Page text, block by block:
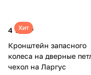
Хит
4 700 ₽
Кронштейн запасного
колеса на дверные
чехол на Ларгус